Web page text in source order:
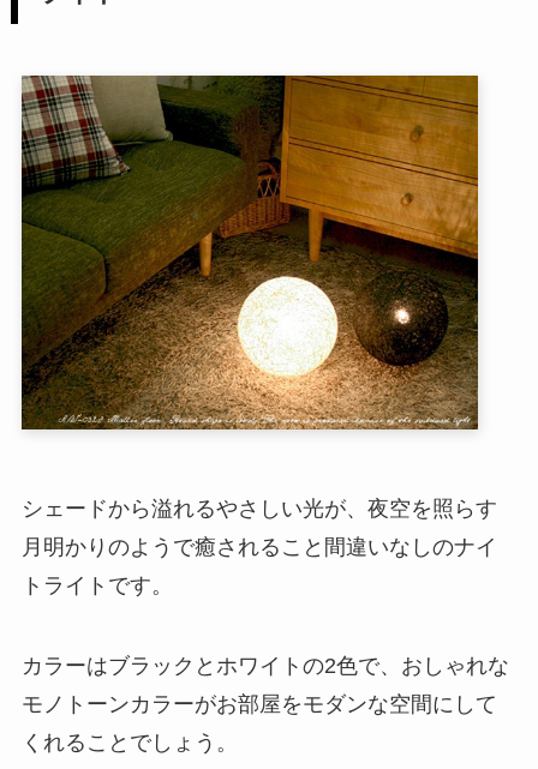
シェードから溢れるやさしい光が、夜空を照らす
月明かりのようで癒されること間違いなしのナイ
トライトです。
カラーはブラックとホワイトの2色で、おしゃれな
モノトーンカラーがお部屋をモダンな空間にして
くれることでしょう。